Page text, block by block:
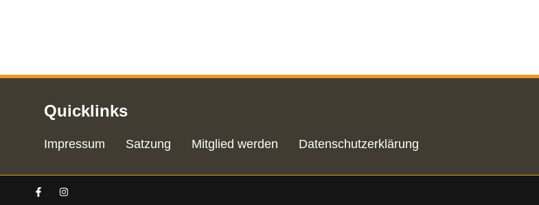
Quicklinks
Impressum Satzung Mitglied werden Datenschutzerklärung